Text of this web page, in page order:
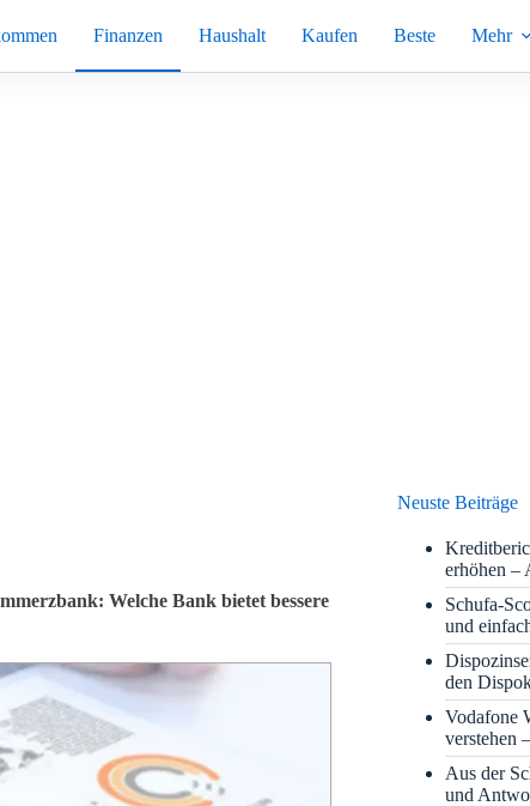
Finanzen Haushalt Kaufen Beste Mehr
Welche Bank bietet bessere
Neuste Beiträge
erhöhen –
Schufa-
und
den
Vodafone
verstehen
Aus der
und